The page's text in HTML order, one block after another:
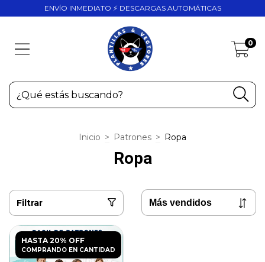
ENVÍO INMEDIATO ⚡ DESCARGAS AUTOMÁTICAS
0
Inicio > Patrones > Ropa
Ropa
Filtrar
HASTA 20% OFF
COMPRANDO EN CANTIDAD